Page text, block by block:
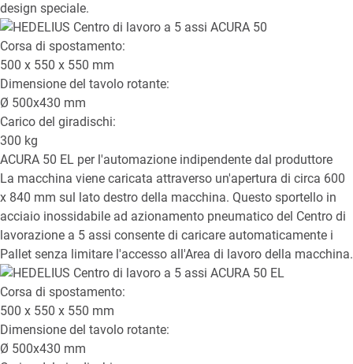
design speciale.
Corsa di spostamento:
500 x 550 x 550 mm
Dimensione del tavolo rotante:
Ø 500x430 mm
Carico del giradischi:
300 kg
ACURA 50 EL per l'automazione indipendente dal produttore
La macchina viene caricata attraverso un'apertura di circa 600
x 840 mm sul lato destro della macchina. Questo sportello in
acciaio inossidabile ad azionamento pneumatico del Centro di
lavorazione a 5 assi consente di caricare automaticamente i
Pallet senza limitare l'accesso all'Area di lavoro della macchina.
Corsa di spostamento:
500 x 550 x 550 mm
Dimensione del tavolo rotante:
Ø 500x430 mm